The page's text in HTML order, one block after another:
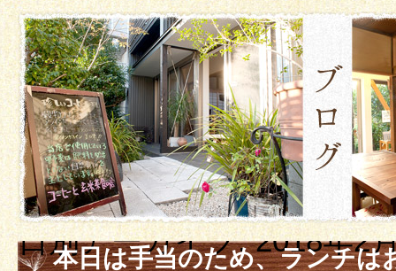
日別アーカイブ:2018年2
本日は手当のため、ランチは